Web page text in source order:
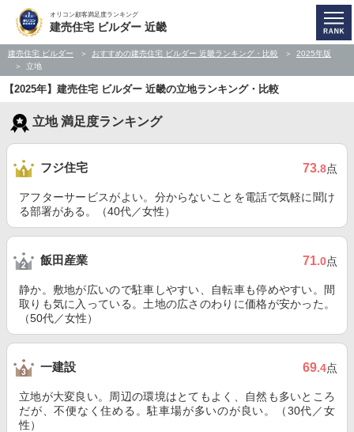
オリコン顧客満足度ランキング
建売住宅 ビルダー 近畿
建売住宅 ビルダー おすすめの建売住宅 ビルダー 近畿ランキング・比較
2025年版
立地
【2025年】建売住宅 ビルダー 近畿の立地ランキング・比較
立地 満足度ランキング
フジ住宅 73.8点
アフターサービスがよい。分からないことを電話で気軽に聞け
る部署がある。（40代／女性）
飯田産業 71.0点
静か。敷地が広いので駐車しやすい、自転車も停めやすい。間
取りも気に入っている。土地の広さのわりに価格が安かった。
（50代／女性）
一建設 69.4点
立地が大変良い。周辺の環境はとてもよく、自然も多いところ
だが、不便なく住める。駐車場が多いのが良い。（30代／女
性）